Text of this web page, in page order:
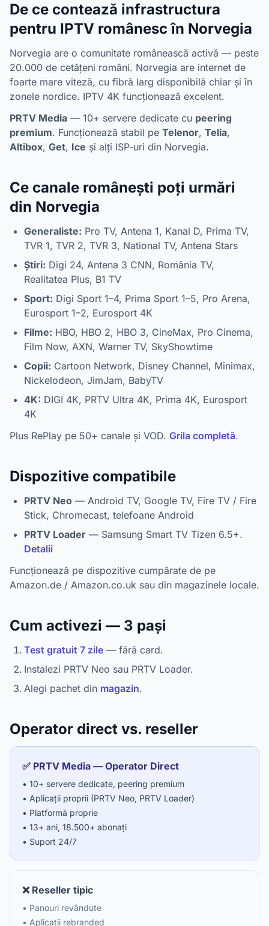
De ce contează infrastructura
pentru IPTV românesc în Norvegia
Norvegia are o comunitate românească activă — peste
20.000 de cetățeni români. Norvegia are internet de
foarte mare viteză, cu fibră larg disponibilă chiar și în
zonele nordice. IPTV 4K funcționează excelent.
PRTV Media — 10+ servere dedicate cu peering
premium. Funcționează stabil pe Telenor, Telia,
Altibox, Get, Ice și alți ISP-uri din Norvegia.
Ce canale românești poți urmări
din Norvegia
Generaliste: Pro TV, Antena 1, Kanal D, Prima TV,
TVR 1, TVR 2, TVR 3, National TV, Antena Stars
Știri: Digi 24, Antena 3 CNN, România TV,
Realitatea Plus, B1 TV
Sport: Digi Sport 1–4, Prima Sport 1–5, Pro Arena,
Eurosport 1–2, Eurosport 4K
Filme: HBO, HBO 2, HBO 3, CineMax, Pro Cinema,
Film Now, AXN, Warner TV, SkyShowtime
Copii: Cartoon Network, Disney Channel, Minimax,
Nickelodeon, JimJam, BabyTV
4K: DIGI 4K, PRTV Ultra 4K, Prima 4K, Eurosport
4K
Plus RePlay pe 50+ canale și VOD. Grila completă.
Dispozitive compatibile
PRTV Neo — Android TV, Google TV, Fire TV / Fire
Stick, Chromecast, telefoane Android
PRTV Loader — Samsung Smart TV Tizen 6.5+.
Detalii
Funcționează pe dispozitive cumpărate de pe
Amazon.de / Amazon.co.uk sau din magazinele locale.
Cum activezi — 3 pași
Test gratuit 7 zile — fără card.
Instalezi PRTV Neo sau PRTV Loader.
Alegi pachet din magazin.
Operator direct vs. reseller
✅ PRTV Media — Operator Direct
• 10+ servere dedicate, peering premium
• Aplicații proprii (PRTV Neo, PRTV Loader)
• Platformă proprie
• 13+ ani, 18.500+ abonați
• Suport 24/7
❌ Reseller tipic
• Panouri revândute
• Aplicații rebranded